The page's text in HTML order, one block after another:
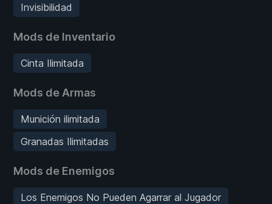
Invisibilidad
Mods de Inventario
Cinta Ilimitada
Mods de Armas
Munición ilimitada
Granadas Ilimitadas
Mods de Enemigos
Los Enemigos No Pueden Agarrar al Jugador